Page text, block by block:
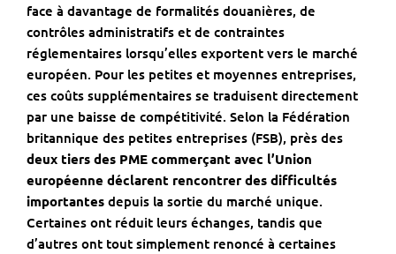
face à davantage de formalités douanières, de
contrôles administratifs et de contraintes
réglementaires lorsqu’elles exportent vers le marché
européen. Pour les petites et moyennes entreprises,
ces coûts supplémentaires se traduisent directement
par une baisse de compétitivité. Selon la Fédération
britannique des petites entreprises (FSB), près des
deux tiers des PME commerçant avec l’Union
européenne déclarent rencontrer des difficultés
importantes depuis la sortie du marché unique.
Certaines ont réduit leurs échanges, tandis que
d’autres ont tout simplement renoncé à certaines